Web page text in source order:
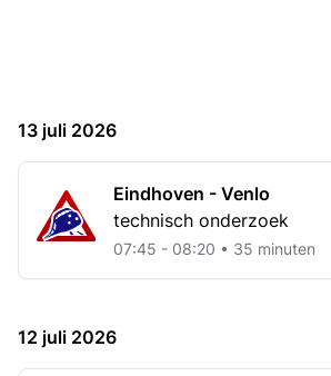
13 juli 2026
Eindhoven - Venlo
technisch onderzoek
07:45 - 08:20 • 35 minuten
12 juli 2026